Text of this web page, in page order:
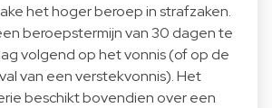
het hoger beroep in strafzaken.
beroepstermijn van 30 dagen te
volgend op het vonnis (of op de
van een verstekvonnis). Het
beschikt bovendien over een